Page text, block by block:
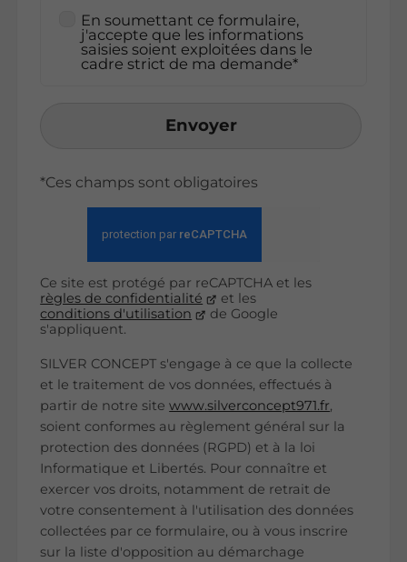
En soumettant ce formulaire,
j'accepte que les informations
saisies soient exploitées dans le
cadre strict de ma demande*
Envoyer
*Ces champs sont obligatoires
Ce site est protégé par reCAPTCHA et les
règles de confidentialité
et les
conditions d'utilisation
de Google
s'appliquent.
SILVER CONCEPT s'engage à ce que la collecte
et le traitement de vos données, effectués à
partir de notre sitewww.silverconcept971.fr,
soient conformes au règlement général sur la
protection des données (RGPD) et à la loi
Informatique et Libertés. Pour connaître et
exercer vos droits, notamment de retrait de
votre consentement à l'utilisation des données
collectées par ce formulaire, ou à vous inscrire
sur la liste d'opposition au démarchage